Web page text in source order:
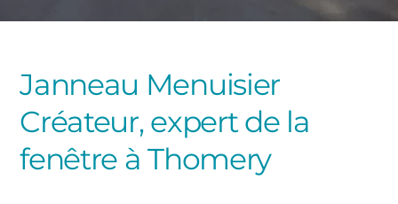
Janneau Menuisier
Créateur, expert de la
fenêtre à Thomery
CARPORTS